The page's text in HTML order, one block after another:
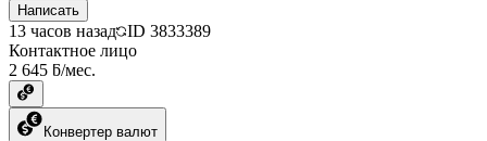
Написать
13 часов назад ID 3833389
Контактное лицо
2 645 ƃ/мес.
Конвертер валют